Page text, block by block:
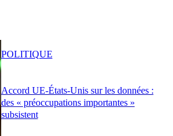
Accord UE-États-Unis sur les données :
des « préoccupations importantes »
subsistent
POLITIQUE